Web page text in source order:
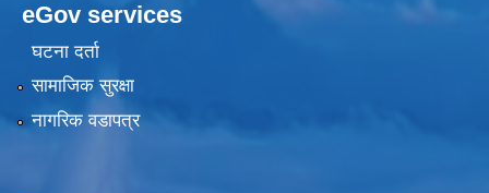
eGov services
घटना दर्ता
सामाजिक सुरक्षा
नागरिक वडापत्र